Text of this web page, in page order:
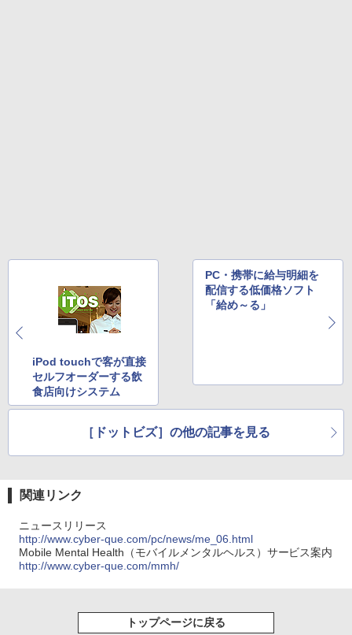
iPod touchで客が直接
セルフオーダーする飲
食店向けシステム
PC・携帯に給与明細を
配信する低価格ソフト
「給め～る」
［ドットビズ］の他の記事を見る
関連リンク
ニュースリリース
http://www.cyber-que.com/pc/news/me_06.html
Mobile Mental Health（モバイルメンタルヘルス）サービス案内
http://www.cyber-que.com/mmh/
トップページに戻る